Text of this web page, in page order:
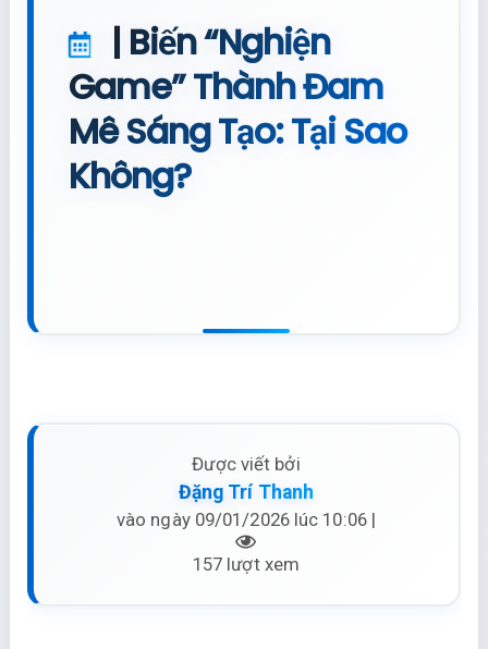
| Biến “Nghiện
Game” Thành Đam
Mê Sáng Tạo: Tại Sao
Không?
Được viết bởi
Đặng Trí Thanh
vào ngày 09/01/2026 lúc 10:06 |
157 lượt xem